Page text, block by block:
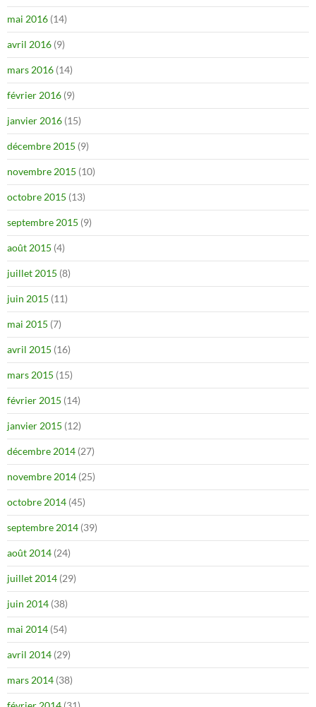
mai 2016 (14)
avril 2016 (9)
mars 2016 (14)
février 2016 (9)
janvier 2016 (15)
décembre 2015 (9)
novembre 2015 (10)
octobre 2015 (13)
septembre 2015 (9)
août 2015 (4)
juillet 2015 (8)
juin 2015 (11)
mai 2015 (7)
avril 2015 (16)
mars 2015 (15)
février 2015 (14)
janvier 2015 (12)
décembre 2014 (27)
novembre 2014 (25)
octobre 2014 (45)
septembre 2014 (39)
août 2014 (24)
juillet 2014 (29)
juin 2014 (38)
mai 2014 (54)
avril 2014 (29)
mars 2014 (38)